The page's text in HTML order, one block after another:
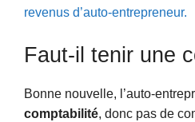
revenus d’auto-entrepreneur.
Faut-il tenir une
Bonne nouvelle, l’auto-
comptabilité, donc pas de